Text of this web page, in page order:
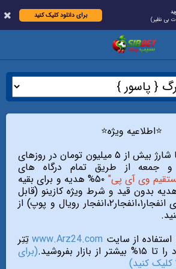
بی نظیر)
برای دانلود کلیک کنید
⭐️اطلاعیه ویژه⭐️
🔥روزهای طلایی: با شارژ بیش از ۵ میلیون تومان در روزهای
و جمعه از طریق تمام درگاه های
وی آی پی"
۵۰% هدیه و برای بقیه
هفته ۲۰% هدیه بدون قید و شرط ویژه کازینو (قابل
استفاده فقط در بازی انفجار۱،انفجار۲،انفجار رویال و پوپ) از
استفاده از سایت www.Arz24.com تِتِر
بفروشید.
(برای